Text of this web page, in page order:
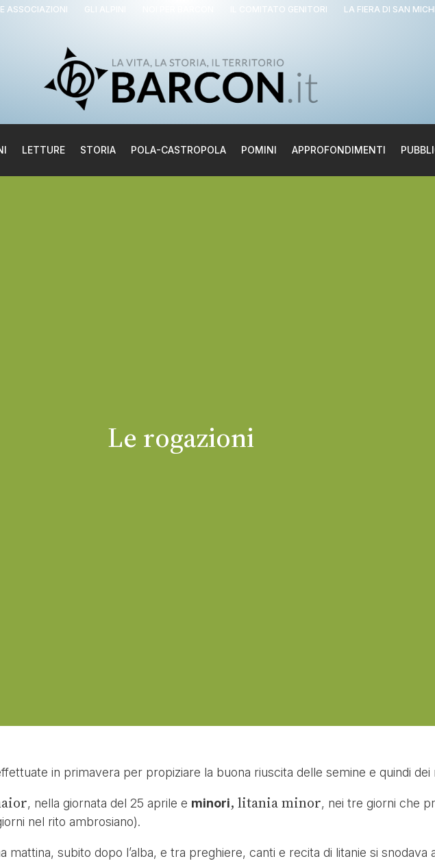
ASSOCIAZIONI GLI ALPINI IL COMITATO GENITORI LA FIERA DI SAN
LETTURE STORIA POLA-CASTROPOLA POMINI APPROFONDIMENTI
Le rogazioni
in primavera per propiziare la buona riuscita delle semine e quindi dei
, nella giornata del 25 aprile e minori, litania minor, nei tre giorni che
nel rito ambrosiano).
mattina, subito dopo l’alba, e tra preghiere, canti e recita di litanie si snodava